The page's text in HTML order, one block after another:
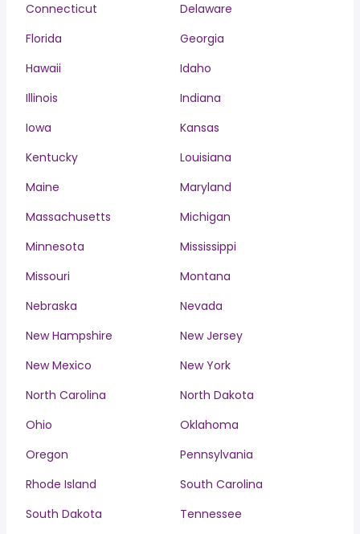
Connecticut
Delaware
Florida
Georgia
Hawaii
Idaho
Illinois
Indiana
Iowa
Kansas
Kentucky
Louisiana
Maine
Maryland
Massachusetts
Michigan
Minnesota
Mississippi
Missouri
Montana
Nebraska
Nevada
New Hampshire
New Jersey
New Mexico
New York
North Carolina
North Dakota
Ohio
Oklahoma
Oregon
Pennsylvania
Rhode Island
South Carolina
South Dakota
Tennessee